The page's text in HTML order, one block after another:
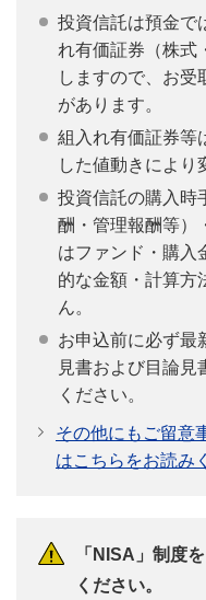
投資信託は預金で
れ有価証券（株式
しますので、お受
があります。
組入れ有価証券等
した値動きにより
投資信託の購入時
酬・管理報酬等）
はファンド・購入
的な金額・計算方
ん。
お申込前に必ず最
見書および目論見
ください。
その他にもご留意
はこちらをお読み
「NISA」制度
ください。